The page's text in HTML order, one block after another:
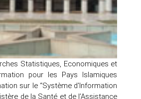
Statistiques, Economiques et
pour les Pays Islamiques
sur le “Système d'Information
de la Santé et de l’Assistance